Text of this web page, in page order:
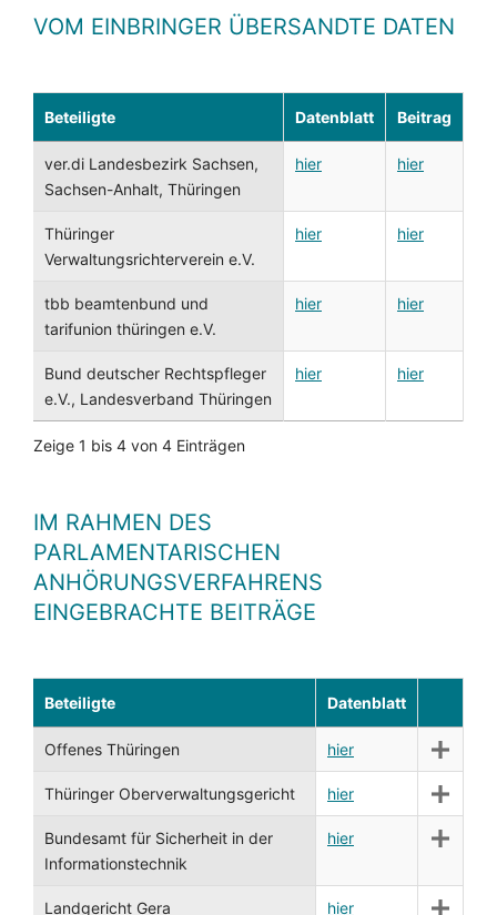
VOM EINBRINGER ÜBERSANDTE DATEN
Beteiligte Datenblatt Beitrag
ver.di Landesbezirk Sachsen,
Sachsen-Anhalt, Thüringen
hier hier
Thüringer
Verwaltungsrichterverein e.V.
hier hier
tbb beamtenbund und
tarifunion thüringen e.V.
hier hier
Bund deutscher Rechtspfleger
e.V., Landesverband Thüringen
hier hier
Zeige 1 bis 4 von 4 Einträgen
IM RAHMEN DES
PARLAMENTARISCHEN
ANHÖRUNGSVERFAHRENS
EINGEBRACHTE BEITRÄGE
Beteiligte Datenblatt
Offenes Thüringen hier
Thüringer Oberverwaltungsgericht hier
Bundesamt für Sicherheit in der
Informationstechnik
hier
Landgericht Gera hier